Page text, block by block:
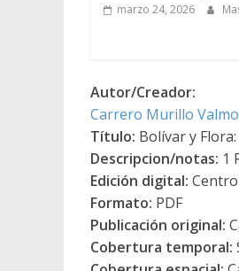
marzo 24, 2026
Autor/Creador:
Carrero Murillo
Título: Bolívar y
Descripcion/notas: 1
Edición digital:
Formato: PDF
Publicación original:
Cobertura temporal: